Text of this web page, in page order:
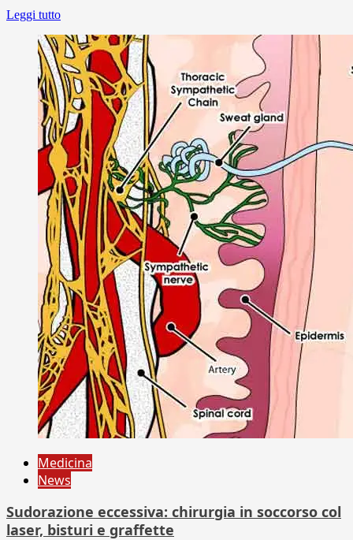
Leggi tutto
Medicina
News
Sudorazione eccessiva: chirurgia in soccorso col
laser, bisturi e graffette